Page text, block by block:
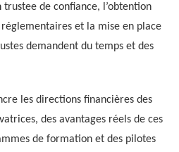
trustee de confiance, l’obtention
et la mise en place
demandent du temps et des
les directions financières des
des avantages réels de ces
de formation et des pilotes